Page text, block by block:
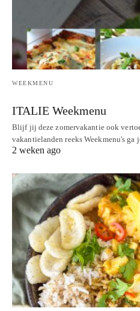
WEEKMENU
ITALIE Weekmenu
Blijf jij deze zomervakantie ook
vakantielanden reeks Weekmenu's ga
2 weken ago